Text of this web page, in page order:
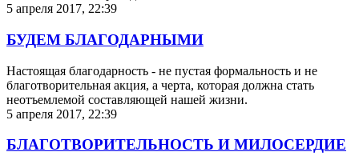
5 апреля 2017, 22:39
БУДЕМ БЛАГОДАРНЫМИ
Настоящая благодарность - не пустая формальность и не
благотворительная акция, а черта, которая должна стать
неотъемлемой составляющей нашей жизни.
5 апреля 2017, 22:39
БЛАГОТВОРИТЕЛЬНОСТЬ И МИЛОСЕРДИЕ